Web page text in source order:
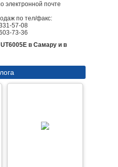
электронной почте
по тел/факс:
57-08
73-36
в Самару и в